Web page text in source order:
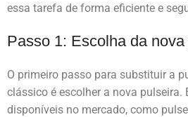
essa tarefa de forma eficiente e
Passo 1: Escolha da
O primeiro passo para substituir a
clássico é escolher a nova pulseira.
disponíveis no mercado, como